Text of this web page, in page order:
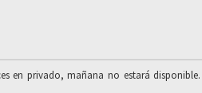
en privado, mañana no estará disponible.